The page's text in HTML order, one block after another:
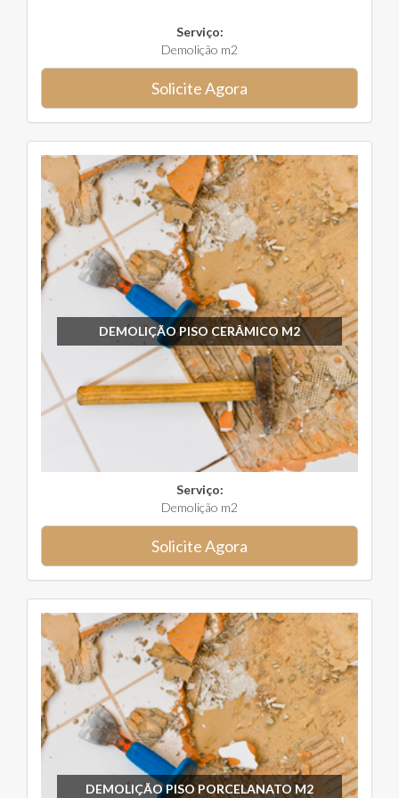
Serviço:
Demolição m2
Solicite Agora
DEMOLIÇÃO PISO CERÂMICO M2
Serviço:
Demolição m2
Solicite Agora
DEMOLIÇÃO PISO PORCELANATO M2